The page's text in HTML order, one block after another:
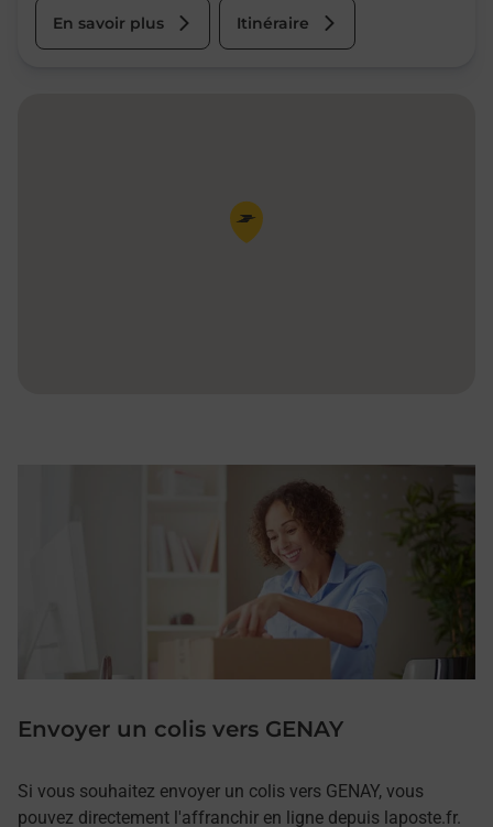
En savoir plus Itinéraire
Pin de la carte
Envoyer un colis vers GENAY
Si vous souhaitez envoyer un colis vers GENAY, vous
pouvez directement l'affranchir en ligne depuis laposte.fr.